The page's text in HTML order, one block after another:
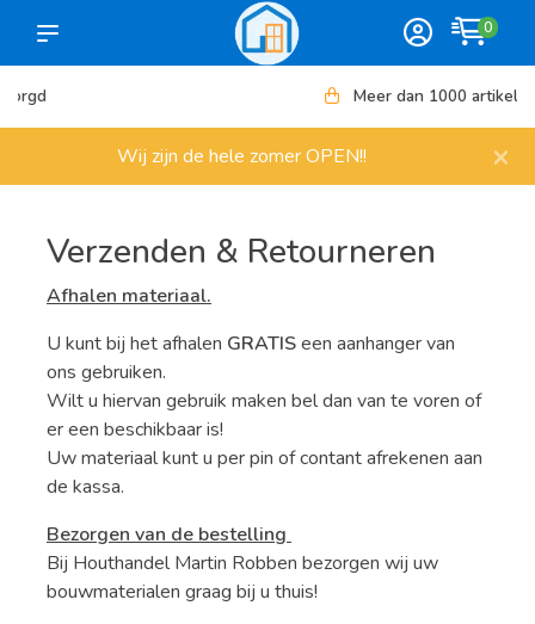
0
Meer dan 1000 artikelen
Wij zijn de hele zomer OPEN!! ×
Verzenden & Retourneren
Afhalen materiaal.
U kunt bij het afhalen GRATISeen aanhanger van
ons gebruiken.
Wilt u hiervan gebruik maken bel dan van te voren of
er een beschikbaar is!
Uw materiaal kunt u per pin of contant afrekenen aan
de kassa.
Bezorgen van de bestelling
Bij Houthandel Martin Robben bezorgen wij uw
bouwmaterialen graag bij u thuis!